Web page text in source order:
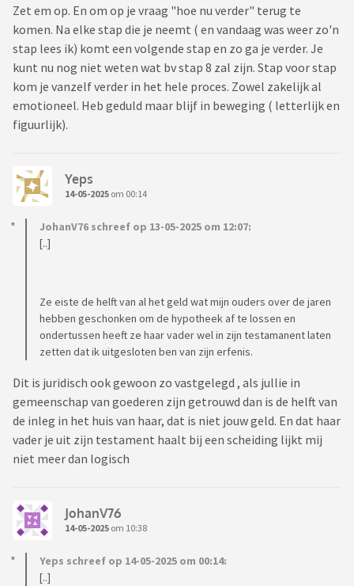
Zet em op. En om op je vraag "hoe nu verder" terug te
komen. Na elke stap die je neemt ( en vandaag was weer zo'n
stap lees ik) komt een volgende stap en zo ga je verder. Je
kunt nu nog niet weten wat bv stap 8 zal zijn. Stap voor stap
kom je vanzelf verder in het hele proces. Zowel zakelijk al
emotioneel. Heb geduld maar blijf in beweging ( letterlijk en
figuurlijk).
Yeps
14-05-2025 om 00:14
JohanV76 schreef op 13-05-2025 om 12:07:
[..]
Ze eiste de helft van al het geld wat mijn ouders over de jaren
hebben geschonken om de hypotheek af te lossen en
ondertussen heeft ze haar vader wel in zijn testamanent laten
zetten dat ik uitgesloten ben van zijn erfenis.
Dit is juridisch ook gewoon zo vastgelegd , als jullie in
gemeenschap van goederen zijn getrouwd dan is de helft van
de inleg in het huis van haar, dat is niet jouw geld. En dat haar
vader je uit zijn testament haalt bij een scheiding lijkt mij
niet meer dan logisch
JohanV76
14-05-2025 om 10:38
Yeps schreef op 14-05-2025 om 00:14:
[..]